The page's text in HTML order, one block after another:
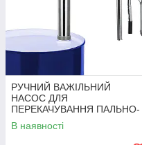
РУЧНИЙ ВАЖІЛЬНИЙ
НАСОС ДЛЯ
ПЕРЕКАЧУВАННЯ ПАЛЬНО-
МАСТИЛЬНИХ МАТЕРІАЛІВ З
БОЧКИ
В наявності